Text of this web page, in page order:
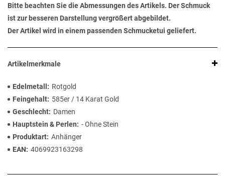
Bitte beachten Sie die Abmessungen des Artikels. Der Schmuck
ist zur besseren Darstellung vergrößert abgebildet.
Der Artikel wird in einem passenden Schmucketui geliefert.
Artikelmerkmale
Edelmetall
Rotgold
Feingehalt
585er / 14 Karat Gold
Geschlecht
Damen
Hauptstein & Perlen
- Ohne Stein
Produktart Anhänger
EAN
4069923163298